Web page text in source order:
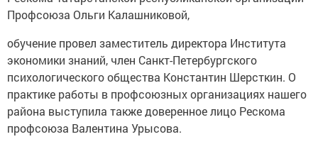
Профсоюза Ольги Калашниковой,
обучение провел заместитель директора Института
экономики знаний, член Санкт-Петербургского
психологического общества Константин Шерсткин. О
практике работы в профсоюзных организациях нашего
района выступила также доверенное лицо Рескома
профсоюза Валентина Урысова.